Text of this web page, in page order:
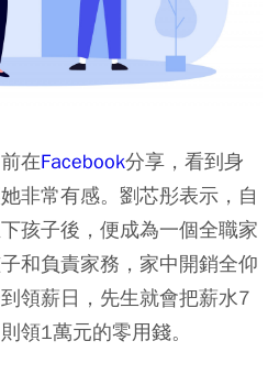
在Facebook分享，看到身
非常有感。劉芯彤表示，自
孩子後，便成為一個全職家
和負責家務，家中開銷全仰
領薪日，先生就會把薪水7
領1萬元的零用錢。